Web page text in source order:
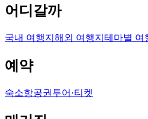
어디갈까
국내 여행지 해외 여행지 테마별 여
예약
숙소항공권 투어·티켓